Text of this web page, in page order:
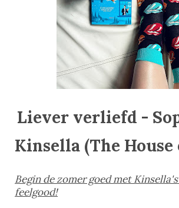
Liever verliefd -
Kinsella (The House
Begin de zomer goed met
feelgood!